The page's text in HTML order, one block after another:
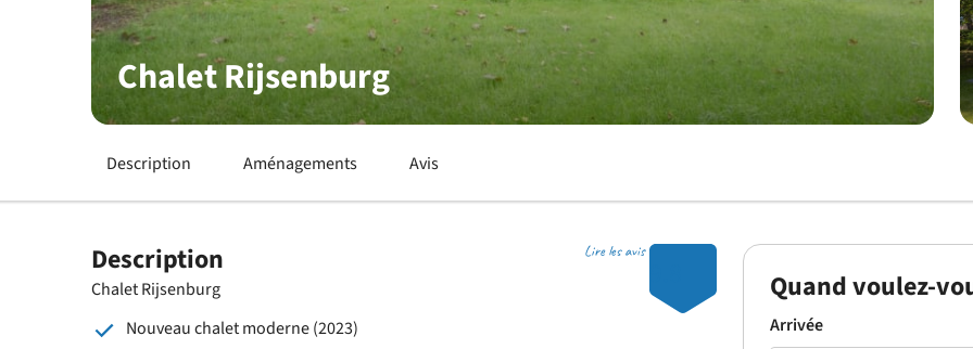
Chalet Rijsenburg
Description Aménagements Avis
Lire les avis
Description
Chalet Rijsenburg
Nouveau chalet moderne (2023)
Quand voulez-
Arrivée